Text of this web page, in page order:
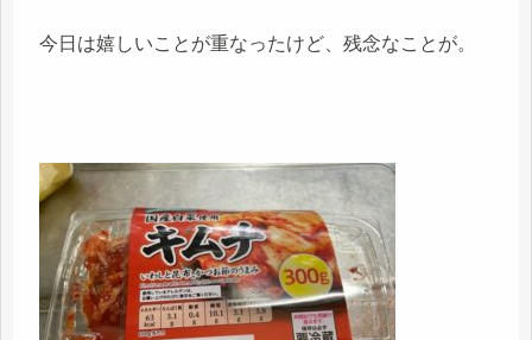
今日は嬉しいことが重なったけど、残念なことが。